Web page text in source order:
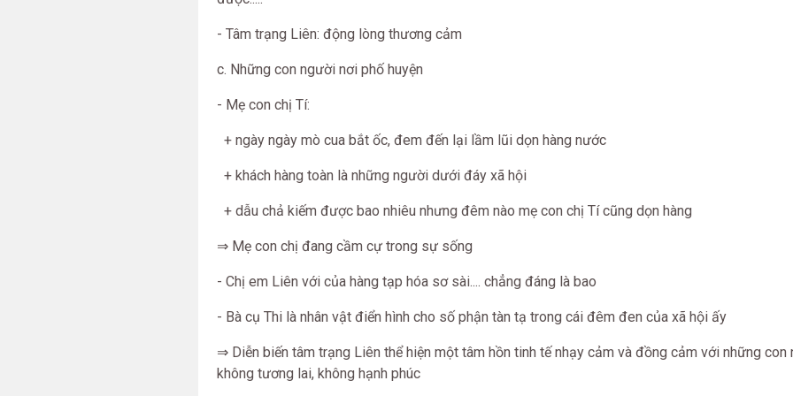
- Tâm trạng Liên: động lòng thương cảm
c. Những con người nơi phố huyện
- Mẹ con chị Tí:
+ ngày ngày mò cua bắt ốc, đem đến lại lầm lũi dọn hàng nước
+ khách hàng toàn là những người dưới đáy xã hội
+ dẫu chả kiếm được bao nhiêu nhưng đêm nào mẹ con chị Tí cũng dọn hàng
⇒ Mẹ con chị đang cầm cự trong sự sống
- Chị em Liên với của hàng tạp hóa sơ sài.... chẳng đáng là bao
- Bà cụ Thi là nhân vật điển hình cho số phận tàn tạ trong cái đêm đen của xã hội ấy
⇒ Diễn biến tâm trạng Liên thể hiện một tâm hồn tinh tế nhạy cảm và đồng cảm với những con
không tương lai, không hạnh phúc